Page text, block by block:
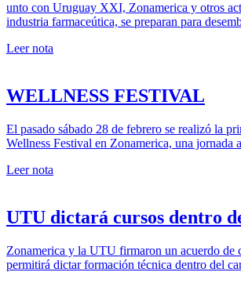
unto con Uruguay XXI, Zonamerica y otros
industria farmaceútica, se preparan para
Leer nota
WELLNESS FESTIVAL
El pasado sábado 28 de febrero se realizó la
Wellness Festival en Zonamerica, una jornada
Leer nota
UTU dictará cursos dentro
Zonamerica y la UTU firmaron un acuerdo de
permitirá dictar formación técnica dentro del